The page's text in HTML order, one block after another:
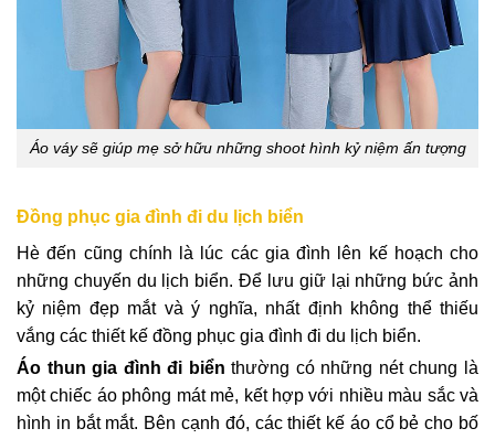
Áo váy sẽ giúp mẹ sở hữu những shoot hình kỷ niệm ấn tượng
Đồng phục gia đình đi du lịch biển
Hè đến cũng chính là lúc các gia đình lên kế hoạch cho
những chuyến du lịch biển. Để lưu giữ lại những bức ảnh
kỷ niệm đẹp mắt và ý nghĩa, nhất định không thể thiếu
vắng các thiết kế đồng phục gia đình đi du lịch biển.
Áo thun gia đình đi biển thường có những nét chung là
một chiếc áo phông mát mẻ, kết hợp với nhiều màu sắc và
hình in bắt mắt. Bên cạnh đó, các thiết kế áo cổ bẻ cho bố